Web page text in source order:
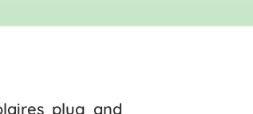
plug and